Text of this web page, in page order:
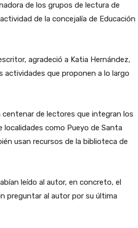
de los grupos de lectura de
de la concejalía de Educación
agradeció a Katia Hernández,
actividades que proponen a lo largo
de lectores que integran los
como Pueyo de Santa
usan recursos de la biblioteca de
leído al autor, en concreto, el
preguntar al autor por su última